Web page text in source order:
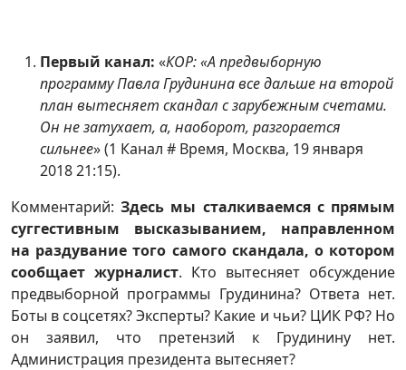
Первый канал: «КОР: «А предвыборную
программу Павла Грудинина все дальше на второй
план вытесняет скандал с зарубежным счетами.
Он не затухает, а, наоборот, разгорается
сильнее» (1 Канал # Время, Москва, 19 января
2018 21:15).
Комментарий:Здесь мы сталкиваемся с прямым
суггестивным высказыванием, направленном
на раздувание того самого скандала, о котором
сообщает журналист. Кто вытесняет обсуждение
предвыборной программы Грудинина? Ответа нет.
Боты в соцсетях? Эксперты? Какие и чьи? ЦИК РФ? Но
он заявил, что претензий к Грудинину нет.
Администрация президента вытесняет?